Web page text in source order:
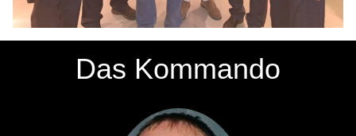
Das Kommando